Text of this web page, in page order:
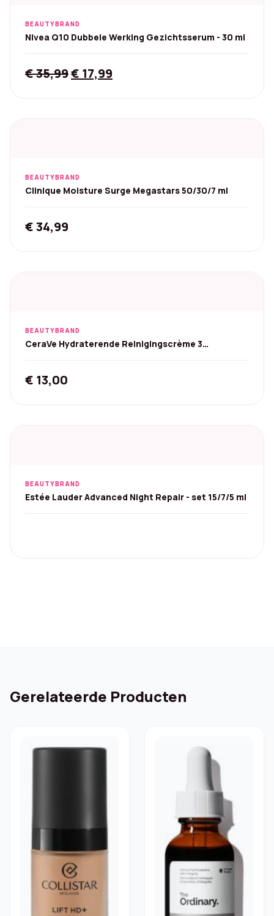
BEAUTYBRAND
Nivea Q10 Dubbele Werking Gezichtsserum - 30 ml
€35,99Original
€ 17,99
BEAUTYBRAND
Clinique Moisture Surge Megastars 50/30/7 ml
€34,99
BEAUTYBRAND
CeraVe Hydraterende Reinigingscrème 3
€ 13,00
BEAUTYBRAND
Estée Lauder Advanced Night Repair - set 15/7/5 ml
Gerelateerde Producten